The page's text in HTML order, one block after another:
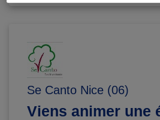
Se Canto Nice (06)
Viens animer une